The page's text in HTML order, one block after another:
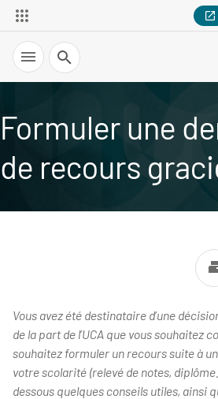
Recherche
Formuler une
de recours
Vous avez été destinataire d’une
de la part de l’UCA que vous souhaitez
souhaitez formuler un recours suite à
votre scolarité (relevé de notes,
dessous quelques conseils utiles, ainsi